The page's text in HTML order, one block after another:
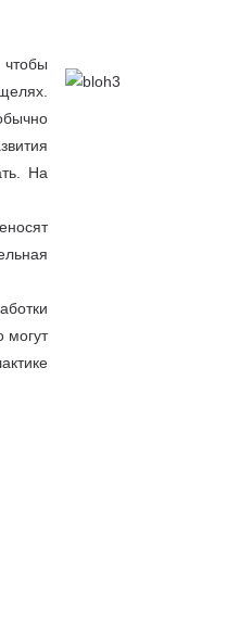
На
могут